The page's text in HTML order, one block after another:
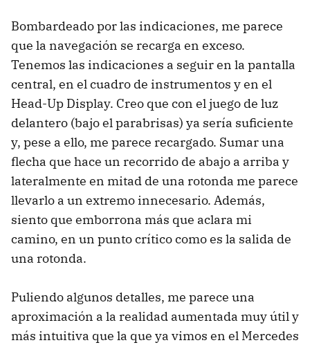
Bombardeado por las indicaciones, me parece
que la navegación se recarga en exceso.
Tenemos las indicaciones a seguir en la pantalla
central, en el cuadro de instrumentos y en el
Head-Up Display. Creo que con el juego de luz
delantero (bajo el parabrisas) ya sería suficiente
y, pese a ello, me parece recargado. Sumar una
flecha que hace un recorrido de abajo a arriba y
lateralmente en mitad de una rotonda me parece
llevarlo a un extremo innecesario. Además,
siento que emborrona más que aclara mi
camino, en un punto crítico como es la salida de
una rotonda.
Puliendo algunos detalles, me parece una
aproximación a la realidad aumentada muy útil y
más intuitiva que la que ya vimos en el Mercedes